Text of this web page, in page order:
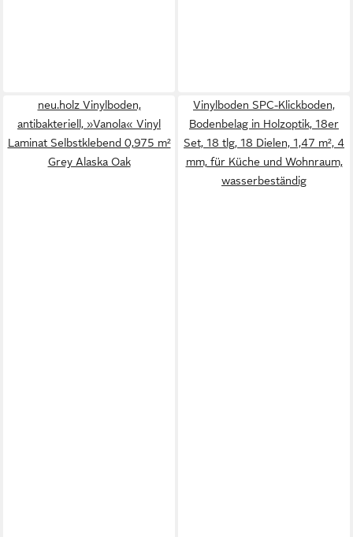
neu.holz Vinylboden,
antibakteriell, »Vanola« Vinyl
Laminat Selbstklebend 0,975 m²
Grey Alaska Oak
Vinylboden SPC-Klickboden,
Bodenbelag in Holzoptik, 18er
Set, 18 tlg, 18 Dielen, 1,47 m², 4
mm, für Küche und Wohnraum,
wasserbeständig